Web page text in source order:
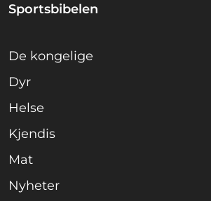
Sportsbibelen
De kongelige
Dyr
Helse
Kjendis
Mat
Nyheter